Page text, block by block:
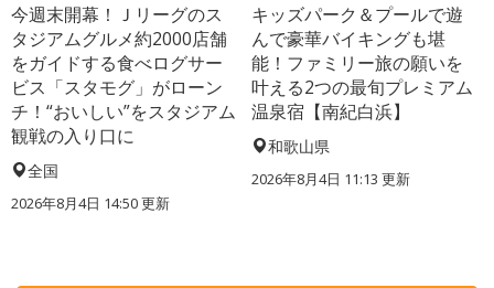
今週末開幕！Ｊリーグのス
タジアムグルメ約2000店舗
をガイドする食べログサー
ビス「スタモグ」がローン
チ！“おいしい”をスタジアム
観戦の入り口に
全国
2026年8月4日 14:50更新
キッズパーク＆プールで遊
んで豪華バイキングも堪
能！ファミリー旅の願いを
叶える2つの最旬プレミアム
温泉宿【南紀白浜】
和歌山県
2026年8月4日 11:13 更新